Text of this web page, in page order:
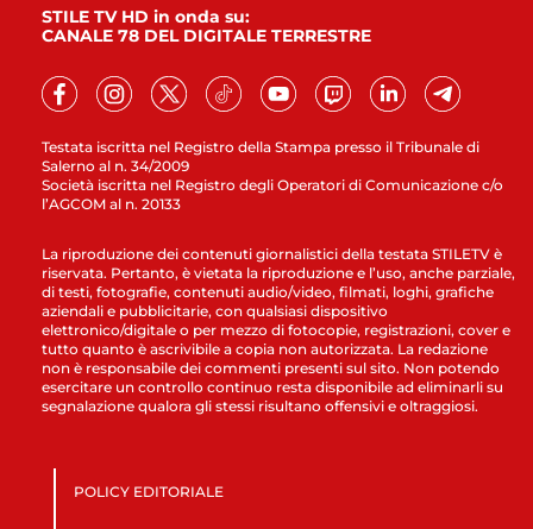
Testata iscritta nel Registro della Stampa presso il Tribunale di
Salerno al n. 34/2009
Società iscritta nel Registro degli Operatori di Comunicazione c/o
l’AGCOM al n. 20133
STILE TV HD in onda su:
CANALE 78 DEL DIGITALE TERRESTRE
La riproduzione dei contenuti giornalistici della testata STILETV è
riservata. Pertanto, è vietata la riproduzione e l’uso, anche parziale,
di testi, fotografie, contenuti audio/video, filmati, loghi, grafiche
aziendali e pubblicitarie, con qualsiasi dispositivo
elettronico/digitale o per mezzo di fotocopie, registrazioni, cover e
tutto quanto è ascrivibile a copia non autorizzata. La redazione
non è responsabile dei commenti presenti sul sito. Non potendo
esercitare un controllo continuo resta disponibile ad eliminarli su
segnalazione qualora gli stessi risultano offensivi e oltraggiosi.
POLICY EDITORIALE